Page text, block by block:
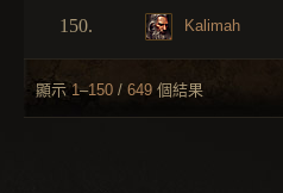
150. Kalimah
顯示 1–150 / 649 個結果